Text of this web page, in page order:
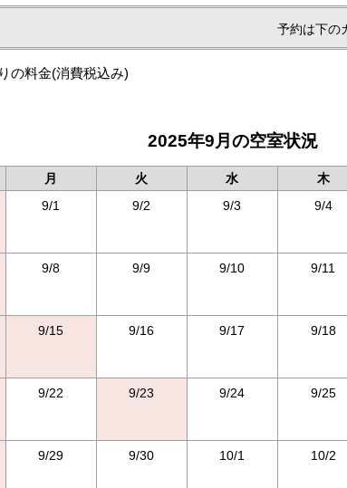
予約は下の
の料金(消費税込み)
2025年9月の空室状況
月 火 水 木
9/1 9/2 9/3 9/4
9/8 9/9 9/10 9/11
9/15 9/16 9/17 9/18
9/22 9/23 9/24 9/25
9/29 9/30 10/1 10/2